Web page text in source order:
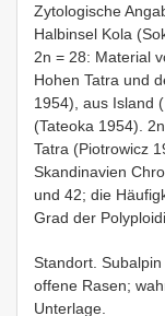
Zytologische
Halbinsel Kola
2n = 28: Material
Hohen Tatra und
1954), aus Island
(Tateoka 1954).
Tatra (Piotrowicz
Skandinavien
und 42; die
Grad der
Standort.
offene Rasen;
Unterlage.